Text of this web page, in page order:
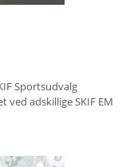
Sportsudvalg
ved adskillige SKIF EM